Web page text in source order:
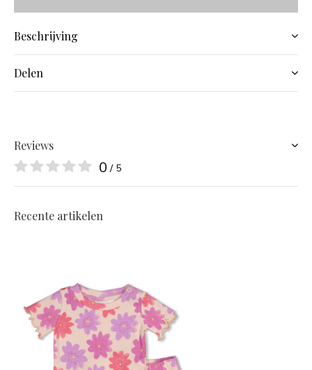
Beschrijving
Delen
Reviews
0 / 5
Recente artikelen